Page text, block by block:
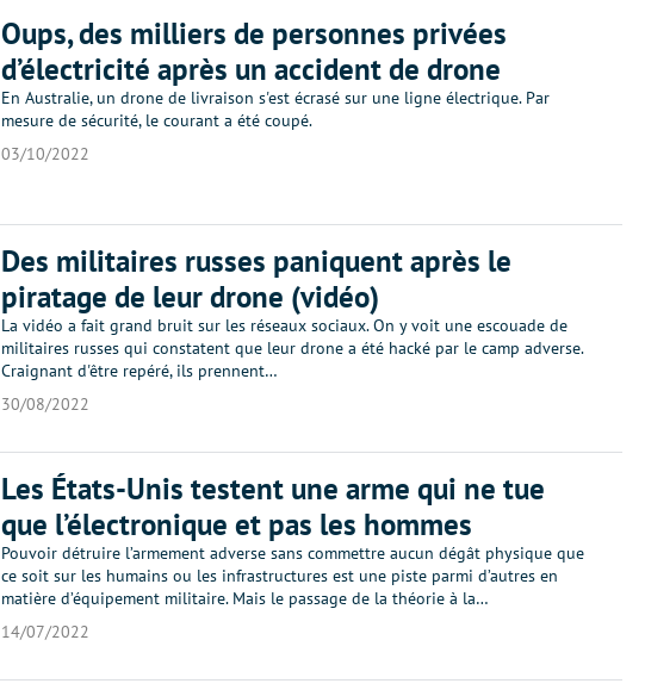
Oups, des milliers de personnes privées
d’électricité après un accident de drone
En Australie, un drone de livraison s'est écrasé sur une ligne électrique. Par
mesure de sécurité, le courant a été coupé.
03/10/2022
Des militaires russes paniquent après le
piratage de leur drone (vidéo)
La vidéo a fait grand bruit sur les réseaux sociaux. On y voit une escouade de
militaires russes qui constatent que leur drone a été hacké par le camp adverse.
Craignant d'être repéré, ils prennent…
30/08/2022
Les États-Unis testent une arme qui ne tue
que l’électronique et pas les hommes
Pouvoir détruire l’armement adverse sans commettre aucun dégât physique que
ce soit sur les humains ou les infrastructures est une piste parmi d’autres en
matière d’équipement militaire. Mais le passage de la théorie à la…
14/07/2022